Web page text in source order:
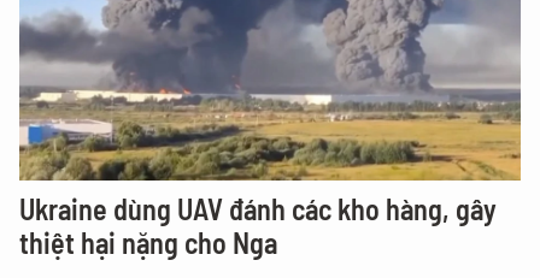
Ukraine dùng UAV đánh các kho hàng, gây
thiệt hại nặng cho Nga